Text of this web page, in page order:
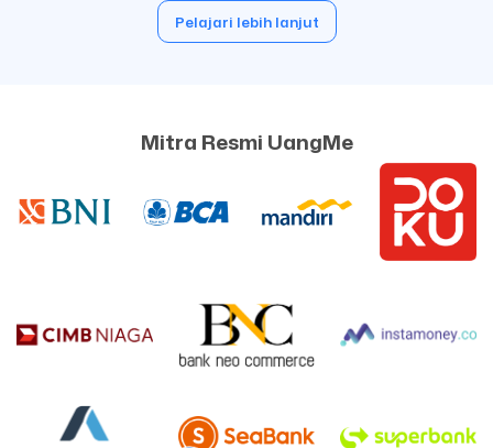
Pelajari lebih lanjut
Mitra Resmi UangMe